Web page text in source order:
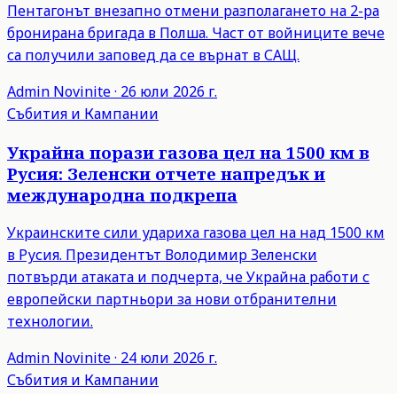
Пентагонът внезапно отмени разполагането на 2-ра
бронирана бригада в Полша. Част от войниците вече
са получили заповед да се върнат в САЩ.
Admin Novinite· 26 юли 2026 г.
Събития и Кампании
Украйна порази газова цел на 1500 км в
Русия: Зеленски отчете напредък и
международна подкрепа
Украинските сили удариха газова цел на над 1500 км
в Русия. Президентът Володимир Зеленски
потвърди атаката и подчерта, че Украйна работи с
европейски партньори за нови отбранителни
технологии.
Admin Novinite· 24 юли 2026 г.
Събития и Кампании